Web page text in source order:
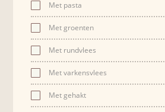
Met pasta
Met groenten
Met rundvlees
Met varkensvlees
Met gehakt